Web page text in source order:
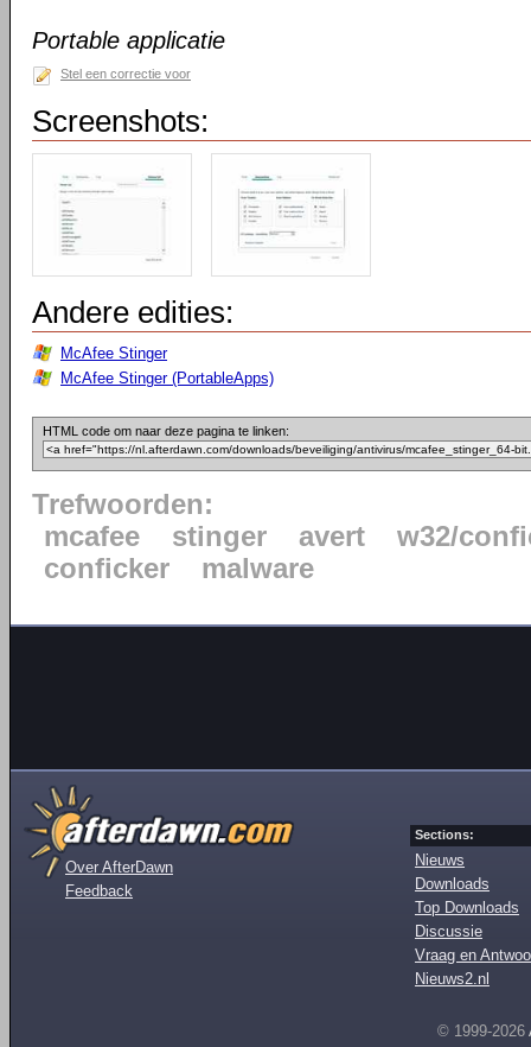
Portable applicatie
Stel een correctie voor
Screenshots:
Andere edities:
McAfee Stinger
McAfee Stinger (PortableApps)
HTML code om naar deze pagina te linken:
Trefwoorden:
mcafee
stinger avert
w32/
conficker
malware
Over AfterDawn
Feedback
Sections:
Nieuws
Downloads
Top Downloads
Discussie
Vraag en
Nieuws2.nl
© 1999-2026